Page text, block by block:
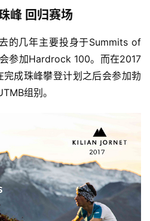
峰 回归赛场
的几年主要投身于Summits of
参加Hardrock 100。而在2017
成珠峰攀登计划之后会参加勃
组别。